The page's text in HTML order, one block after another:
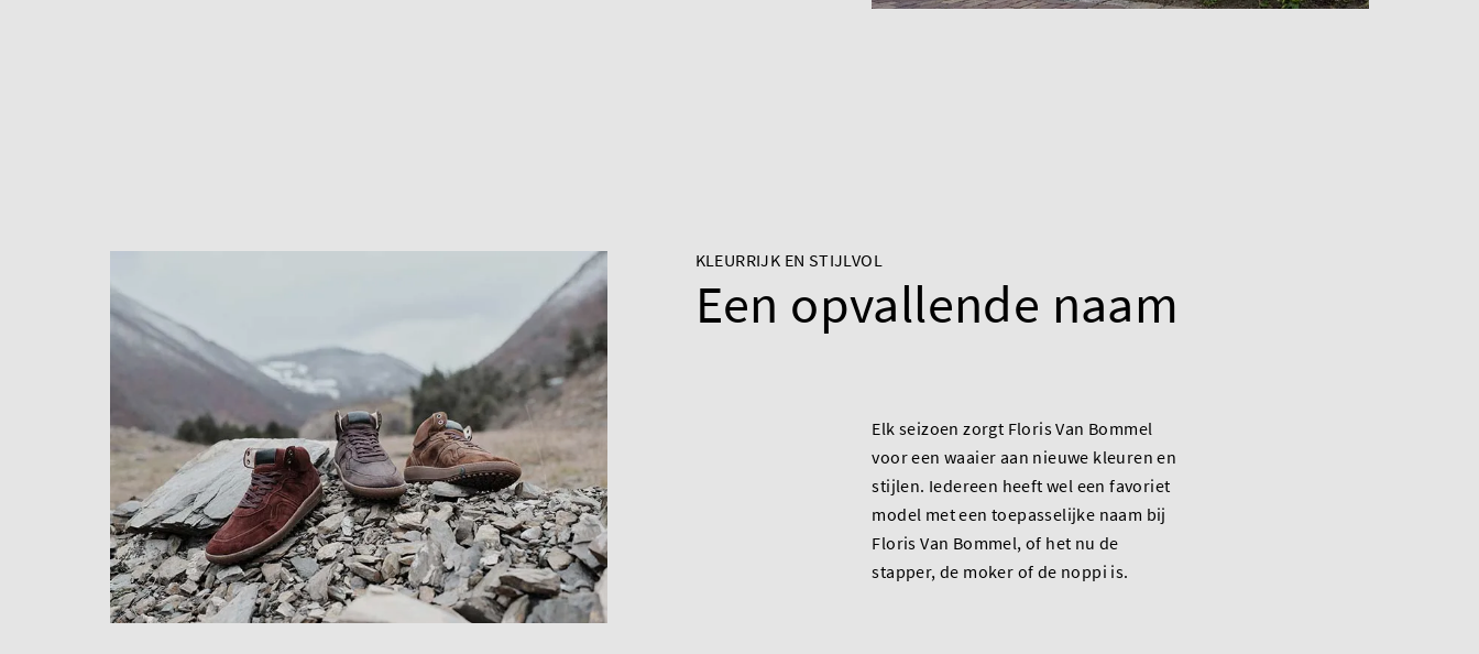
KLEURRIJK EN STIJLVOL
Een opvallende naam
Elk seizoen zorgt Floris Van Bommel
voor een waaier aan nieuwe kleuren en
stijlen. Iedereen heeft wel een favoriet
model met een toepasselijke naam bij
Floris Van Bommel, of het nu de
stapper, de moker of de noppi is.